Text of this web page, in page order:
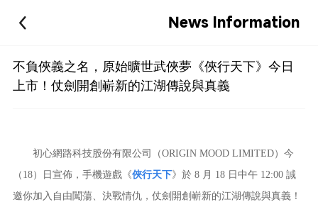
News Information
不負俠義之名，原始曠世武俠夢《俠行天下》今日
上市！仗劍開創嶄新的江湖傳說與真義
初心網路科技股份有限公司（ORIGIN MOOD LIMITED）今
（18）日宣佈，手機遊戲《俠行天下》於 8 月 18 日中午 12:00 誠
邀你加入自由闖蕩、決戰情仇，仗劍開創嶄新的江湖傳說與真義！